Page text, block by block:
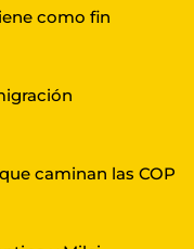
como fin
caminan las COP